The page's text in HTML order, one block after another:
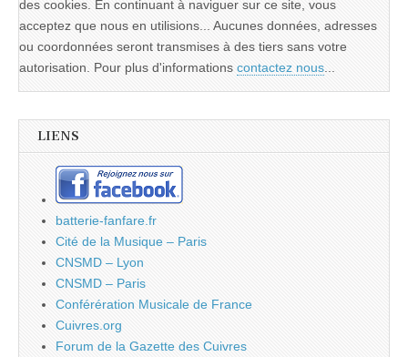
des cookies. En continuant à naviguer sur ce site, vous
acceptez que nous en utilisions... Aucunes données, adresses
ou coordonnées seront transmises à des tiers sans votre
autorisation. Pour plus d'informations contactez nous...
LIENS
batterie-fanfare.fr
Cité de la Musique – Paris
CNSMD – Lyon
CNSMD – Paris
Conférération Musicale de France
Cuivres.org
Forum de la Gazette des Cuivres